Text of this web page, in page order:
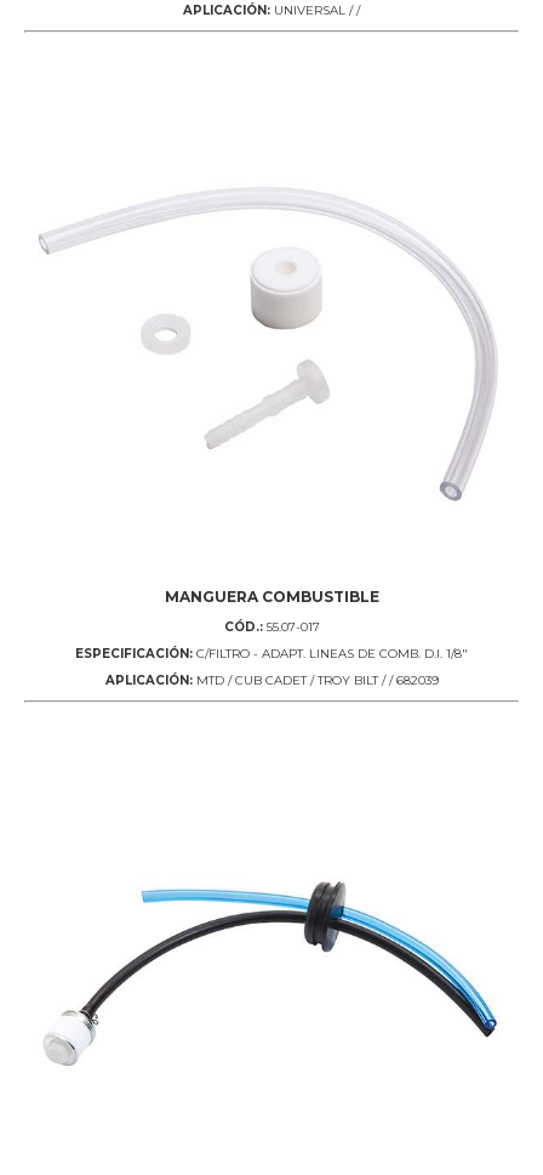
APLICACIÓN: UNIVERSAL / /
MANGUERA COMBUSTIBLE
CÓD.:55.07-017
ESPECIFICACIÓN: C/FILTRO - ADAPT. LINEAS DE COMB. D.I. 1/8"
APLICACIÓN:MTD / CUB CADET / TROY BILT / / 682039